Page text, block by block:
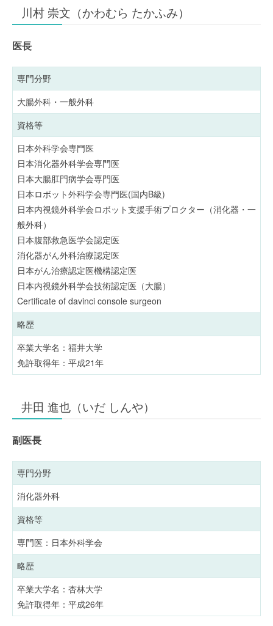
川村 崇文（かわむら たかふみ）
医長
専門分野
大腸外科・一般外科
資格等
日本外科学会専門医
日本消化器外科学会専門医
日本大腸肛門病学会専門医
日本ロボット外科学会専門医(国内B級)
日本内視鏡外科学会ロボット支援手術プロクター（消化器・一
般外科）
日本腹部救急医学会認定医
消化器がん外科治療認定医
日本がん治療認定医機構認定医
日本内視鏡外科学会技術認定医（大腸）
Certificate of davinci console surgeon
略歴
卒業大学名：福井大学
免許取得年：平成21年
井田 進也（いだ しんや）
副医長
専門分野
消化器外科
資格等
専門医：日本外科学会
略歴
卒業大学名：杏林大学
免許取得年：平成26年